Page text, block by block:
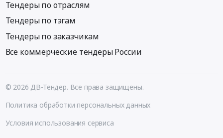
Тендеры по отраслям
Тендеры по тэгам
Тендеры по заказчикам
Все коммерческие тендеры России
© 2026 ДВ-Тендер. Все права защищены.
Политика обработки персональных данных
Условия использования сервиса